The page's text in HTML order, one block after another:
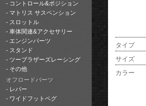
コントロール&ポジション
マトリス サスペンション
スロットル
車体関連&アクセサリー
エンジンパーツ
スタンド
ツーブラザーズレーシング
その他
オフロードパーツ
レバー
ワイドフットペグ
タイプ
サイズ
カラー